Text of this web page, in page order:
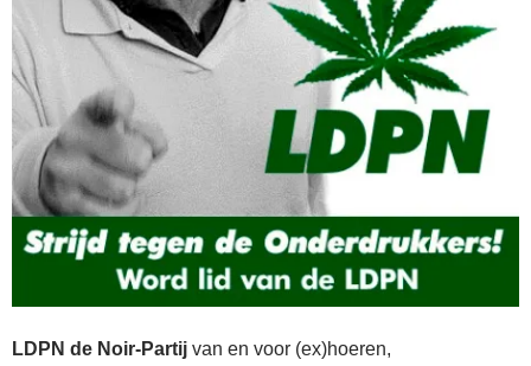
LDPN de Noir-Partij van en voor (ex)hoeren,